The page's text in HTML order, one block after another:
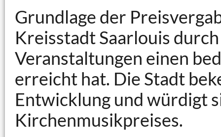
Grundlage der
Kreisstadt Saarlouis
Veranstaltungen einen
erreicht hat. Die Stadt
Entwicklung und würdigt
Kirchenmusikpreises.